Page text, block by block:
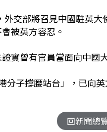
交部將召見中國駐英大
被英方容忍。
實曾有官員當面向中國
分子撐腰站台」，已向
回新聞總